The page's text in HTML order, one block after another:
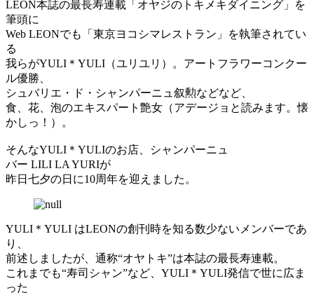
LEON本誌の最長寿連載「オヤジのトキメキダイニング」を
筆頭に
Web LEONでも「東京ヨコシマレストラン」を執筆されてい
る
我らがYULI＊YULI（ユリユリ）。アートフラワーコンクー
ル優勝、
シュバリエ・ド・シャンパーニュ叙勲などなど、
食、花、泡のエキスパート艶女（アデージョと読みます。懐
かしっ！）。
そんなYULI＊YULIのお店、シャンパーニュ
バー LILI LA YURIが
昨日七夕の日に10周年を迎えました。
YULI＊YULI はLEONの創刊時を知る数少ないメンバーであ
り、
前述しましたが、通称“オヤトキ”は本誌の最長寿連載。
これまでも“寿司シャン”など、YULI＊YULI発信で世に広ま
った